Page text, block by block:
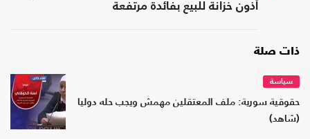
أذون خزانة للبيع بفائدة مرتفعة
ذات صلة
سياسة
حقوقية سورية: ملف المعتقلين مهمش ويجب حله دوليا
(شاهد)